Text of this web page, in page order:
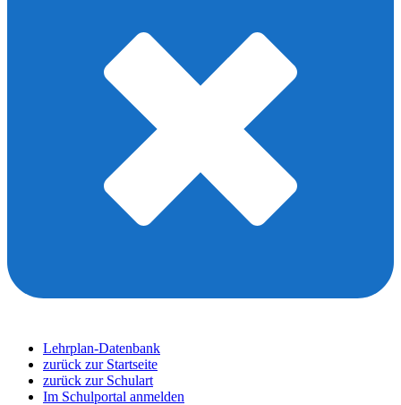
Lehrplan-Datenbank
zurück zur Startseite
zurück zur Schulart
Im Schulportal anmelden